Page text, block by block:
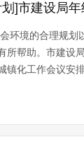
]市建设局
环境的合理规
所帮助。市建
化工作会议安